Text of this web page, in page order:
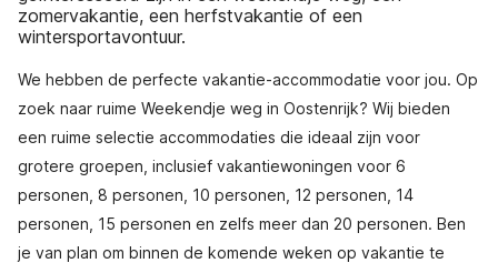
zomervakantie, een herfstvakantie of een
wintersportavontuur.
We hebben de perfecte vakantie-accommodatie voor jou. Op
zoek naar ruime Weekendje weg in Oostenrijk? Wij bieden
een ruime selectie accommodaties die ideaal zijn voor
grotere groepen, inclusief vakantiewoningen voor 6
personen, 8 personen, 10 personen, 12 personen, 14
personen, 15 personen en zelfs meer dan 20 personen. Ben
je van plan om binnen de komende weken op vakantie te